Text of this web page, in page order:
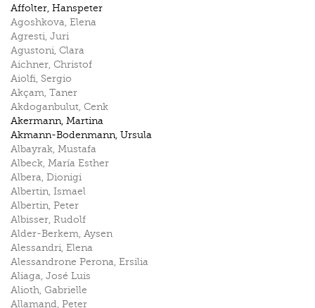
Affolter, Hanspeter
Agoshkova, Elena
Agresti, Juri
Agustoni, Clara
Aichner, Christof
Aiolfi, Sergio
Akçam, Taner
Akdoganbulut, Cenk
Akermann, Martina
Akmann-Bodenmann, Ursula
Albayrak, Mustafa
Albeck, María Esther
Albera, Dionigi
Albertin, Ismael
Albertin, Peter
Albisser, Rudolf
Alder-Berkem, Aysen
Alessandri, Elena
Alessandrone Perona, Ersilia
Aliaga, José Luis
Alioth, Gabrielle
Allamand, Peter